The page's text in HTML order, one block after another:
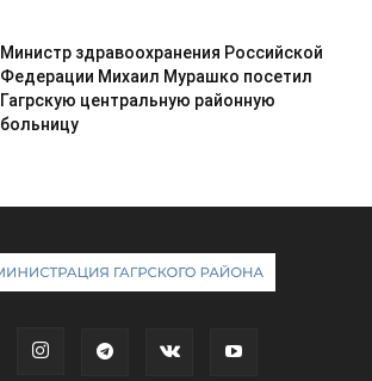
Министр здравоохранения Российской
Федерации Михаил Мурашко посетил
Гагрскую центральную районную
больницу